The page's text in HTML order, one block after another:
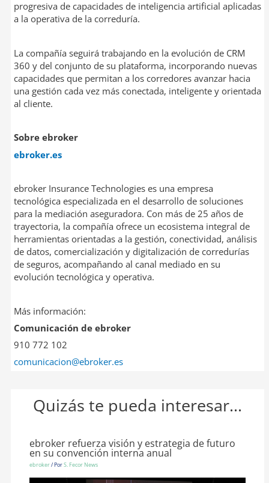
progresiva de capacidades de inteligencia artificial aplicadas
a la operativa de la correduría.
La compañía seguirá trabajando en la evolución de CRM
360 y del conjunto de su plataforma, incorporando nuevas
capacidades que permitan a los corredores avanzar hacia
una gestión cada vez más conectada, inteligente y orientada
al cliente.
Sobre ebroker
ebroker.es
ebroker Insurance Technologies es una empresa
tecnológica especializada en el desarrollo de soluciones
para la mediación aseguradora. Con más de 25 años de
trayectoria, la compañía ofrece un ecosistema integral de
herramientas orientadas a la gestión, conectividad, análisis
de datos, comercialización y digitalización de corredurías
de seguros, acompañando al canal mediado en su
evolución tecnológica y operativa.
Más información:
Comunicación de ebroker
910 772 102
comunicacion@ebroker.es
Quizás te pueda interesar...
ebroker refuerza visión y estrategia de futuro
en su convención interna anual
ebroker/ PorS. Fecor News